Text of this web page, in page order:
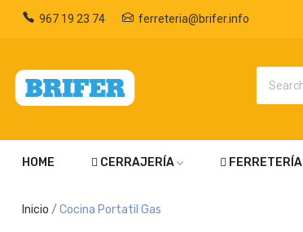
967 19 23 74 ferreteria@brifer.info
HOME CERRAJERÍA FERRETERÍA
Inicio Cocina Portatil Gas